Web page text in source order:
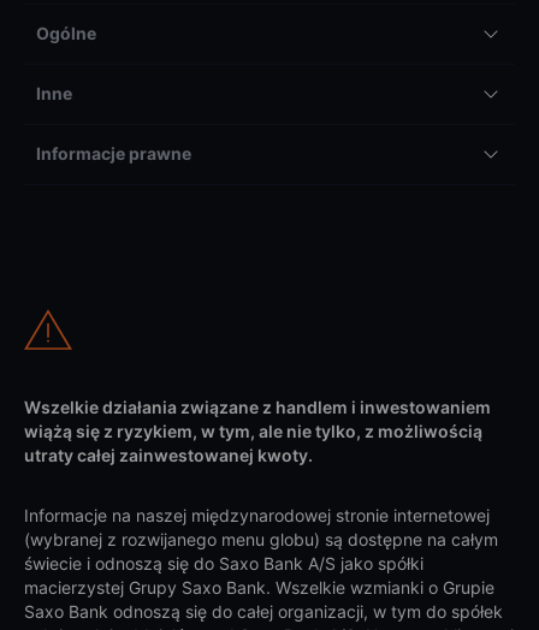
Ogólne
Inne
Informacje prawne
Wszelkie działania związane z handlem i inwestowaniem
wiążą się z ryzykiem, w tym, ale nie tylko, z możliwością
utraty całej zainwestowanej kwoty.
Informacje na naszej międzynarodowej stronie internetowej
(wybranej z rozwijanego menu globu) są dostępne na całym
świecie i odnoszą się do Saxo Bank A/S jako spółki
macierzystej Grupy Saxo Bank. Wszelkie wzmianki o Grupie
Saxo Bank odnoszą się do całej organizacji, w tym do spółek